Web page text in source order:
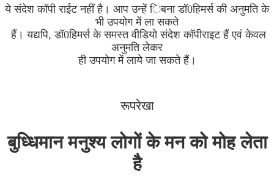
ये संदेश कॉपी राईट नहीं है। आप उन्हें िबना डॉ0हिमर्स की अनुमति के
भी उपयोग में ला सकते
हैं। यद्यपि, डॉ0हिमर्स के समस्त वीडियो संदेश कॉपीराइट हैं एवं केवल
अनुमति लेकर
ही उपयोग में लाये जा सकते हैं।
रूपरेखा
बुध्धिमान मनुश्य लोगों के मन को मोह लेता
है